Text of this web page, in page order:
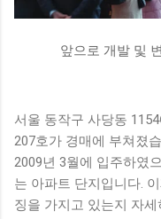
설을 갖추고 있어 주거
이 빌라는 넓은 공간과
든 요소를 갖추고 있다.
대된다. 더불어 ...
앞으로 개발 및
서울 동작구 사당동
207호가 경매에 부쳐졌
2009년 3월에 입주하였
는 아파트 단지입니다.
징을 가지고 있는지 자세